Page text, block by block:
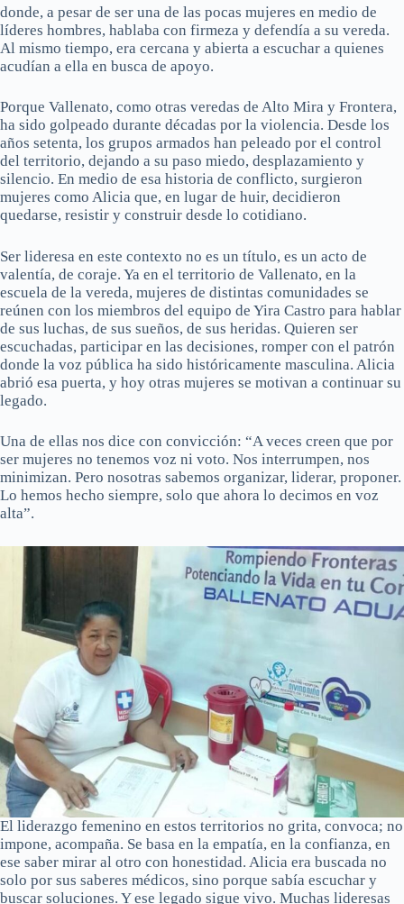
donde, a pesar de ser una de las pocas mujeres en medio de
líderes hombres, hablaba con firmeza y defendía a su vereda.
Al mismo tiempo, era cercana y abierta a escuchar a quienes
acudían a ella en busca de apoyo.
Porque Vallenato, como otras veredas de Alto Mira y Frontera,
ha sido golpeado durante décadas por la violencia. Desde los
años setenta, los grupos armados han peleado por el control
del territorio, dejando a su paso miedo, desplazamiento y
silencio. En medio de esa historia de conflicto, surgieron
mujeres como Alicia que, en lugar de huir, decidieron
quedarse, resistir y construir desde lo cotidiano.
Ser lideresa en este contexto no es un título, es un acto de
valentía, de coraje. Ya en el territorio de Vallenato, en la
escuela de la vereda, mujeres de distintas comunidades se
reúnen con los miembros del equipo de Yira Castro para hablar
de sus luchas, de sus sueños, de sus heridas. Quieren ser
escuchadas, participar en las decisiones, romper con el patrón
donde la voz pública ha sido históricamente masculina. Alicia
abrió esa puerta, y hoy otras mujeres se motivan a continuar su
legado.
Una de ellas nos dice con convicción: “A veces creen que por
ser mujeres no tenemos voz ni voto. Nos interrumpen, nos
minimizan. Pero nosotras sabemos organizar, liderar, proponer.
Lo hemos hecho siempre, solo que ahora lo decimos en voz
alta”.
El liderazgo femenino en estos territorios no grita, convoca; no
impone, acompaña. Se basa en la empatía, en la confianza, en
ese saber mirar al otro con honestidad. Alicia era buscada no
solo por sus saberes médicos, sino porque sabía escuchar y
buscar soluciones. Y ese legado sigue vivo. Muchas lideresas